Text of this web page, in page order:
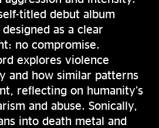
titled debut album
as a clear
no compromise.
explores violence
and how similar patterns
reflecting on humanity’s
and abuse. Sonically,
into death metal and